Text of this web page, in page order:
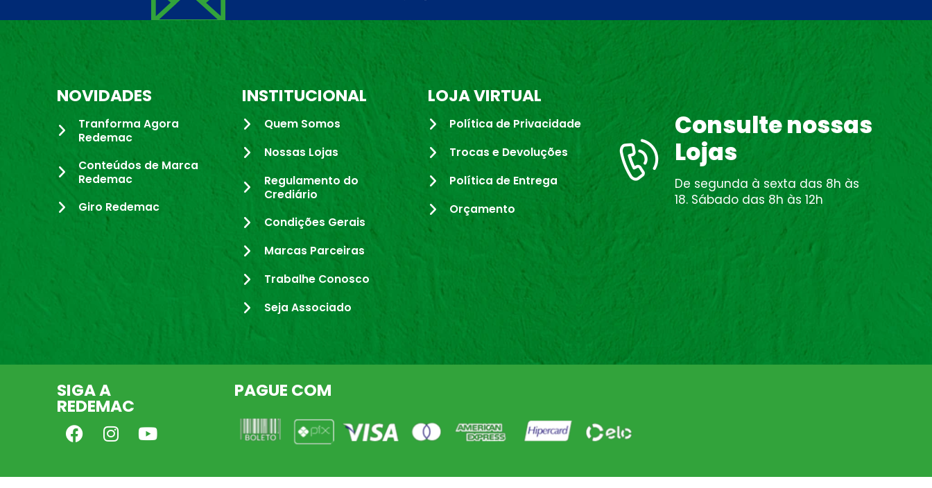
NOVIDADES
Tranforma Agora
Redemac
Conteúdos de Marca
Redemac
Giro Redemac
INSTITUCIONAL
Quem Somos
Nossas Lojas
Regulamento do
Crediário
Condições Gerais
Marcas Parceiras
Trabalhe Conosco
Seja Associado
LOJA VIRTUAL
Política de Privacidade
Trocas e Devoluções
Política de Entrega
Orçamento
Consulte nossas
Lojas
De segunda à sexta das 8h às
18. Sábado das 8h às 12h
SIGA A
REDEMAC
PAGUE COM